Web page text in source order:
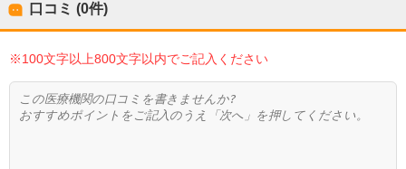
口コミ (0件)
※100文字以上800文字以内でご記入ください